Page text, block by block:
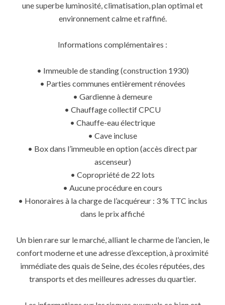
une superbe luminosité, climatisation, plan optimal et
environnement calme et raffiné.
Informations complémentaires :
• Immeuble de standing (construction 1930)
• Parties communes entièrement rénovées
• Gardienne à demeure
• Chauffage collectif CPCU
• Chauffe-eau électrique
• Cave incluse
• Box dans l’immeuble en option (accès direct par
ascenseur)
• Copropriété de 22 lots
• Aucune procédure en cours
• Honoraires à la charge de l’acquéreur : 3 % TTC inclus
dans le prix affiché
Un bien rare sur le marché, alliant le charme de l’ancien, le
confort moderne et une adresse d’exception, à proximité
immédiate des quais de Seine, des écoles réputées, des
transports et des meilleures adresses du quartier.